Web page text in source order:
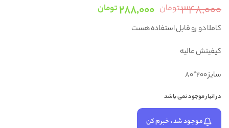
۳۴۸,۰۰۰تومان قیمت
اصلی:
۲۸۸,۰۰۰تومانقیمت
کاملا دو رو قابل استفاده هست
کیفیتش عالیه
سایز ۲۰۰*۸۰
در انبار موجود نمی باشد
موجود شد، خبرم کن